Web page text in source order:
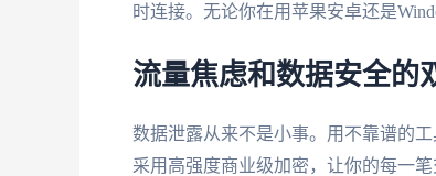
时连接。无论你在用苹果安卓还是
流量焦虑和数据安全的
数据泄露从来不是小事。用不靠谱的
采用高强度商业级加密，让你的每一